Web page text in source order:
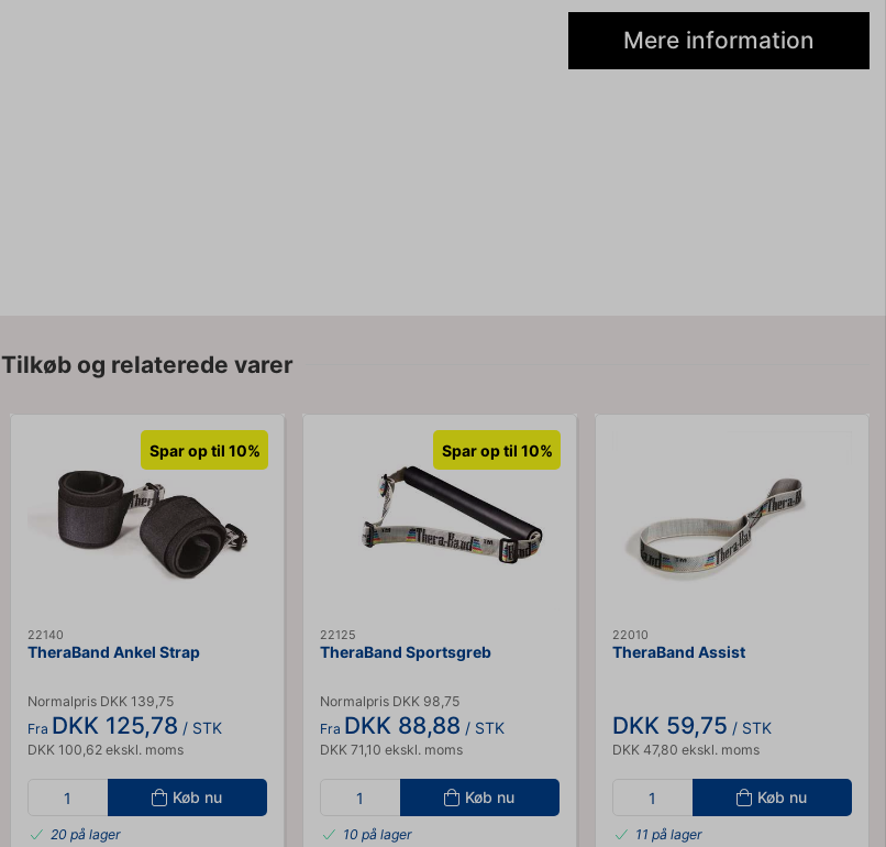
Mere information
Tilkøb og relaterede varer
Spar op til 10%
22140
TheraBand Ankel Strap
Normalpris DKK 139,75
Fra DKK 125,78 / STK
DKK 100,62 ekskl. moms
Køb nu
20 på lager
Spar op til 10%
22125
TheraBand Sportsgreb
Normalpris DKK 98,75
Fra DKK 88,88 / STK
DKK 71,10 ekskl. moms
Køb nu
10 på lager
22010
TheraBand Assist
DKK 59,75 / STK
DKK 47,80 ekskl. moms
Køb nu
11 på lager